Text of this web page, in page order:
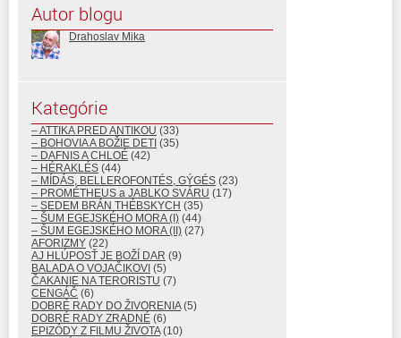
Autor blogu
Drahoslav Mika
Kategórie
– ATTIKA PRED ANTIKOU (33)
– BOHOVIA A BOŽIE DETI (35)
– DAFNIS A CHLOÉ (42)
– HÉRAKLÉS (44)
– MÍDÁS, BELLEROFONTÉS, GÝGÉS (23)
– PROMÉTHEUS a JABLKO SVÁRU (17)
– SEDEM BRÁN THÉBSKYCH (35)
– ŠUM EGEJSKÉHO MORA (I) (44)
– ŠUM EGEJSKÉHO MORA (II) (27)
AFORIZMY (22)
AJ HLÚPOSŤ JE BOŽÍ DAR (9)
BALADA O VOJAČIKOVI (5)
ČAKANIE NA TERORISTU (7)
CENGÁČ (6)
DOBRÉ RADY DO ŽIVORENIA(5)
DOBRÉ RADY ZRADNÉ (6)
EPIZÓDY Z FILMU ŽIVOTA(10)